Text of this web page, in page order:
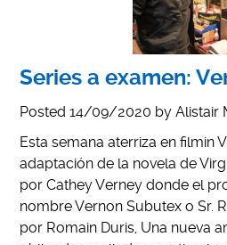
Series a examen:
Posted14/09/2020 byAlistair
Esta semana aterriza en filmin
adaptación de la novela de
por Cathey Verney donde el
nombre Vernon Subutex o Sr.
por Romain Duris, Una nueva